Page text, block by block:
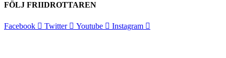
FÖLJ FRIIDROTTAREN
Facebook Twitter Youtube Instagram